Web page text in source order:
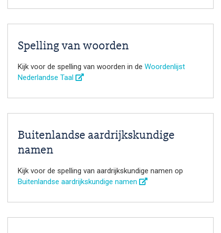
Spelling van woorden
Kijk voor de spelling van woorden in de Woordenlijst
Nederlandse Taal
Buitenlandse aardrijkskundige
namen
Kijk voor de spelling van aardrijkskundige namen op
Buitenlandse aardrijkskundige namen